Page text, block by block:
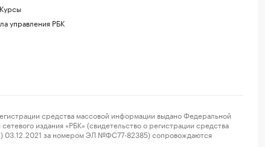
управления РБК
средства массовой информации выдано Федеральной
издания «РБК» (свидетельство о регистрации средства
03.12.2021 за номером ЭЛ №ФС77-82385) сопровождаются